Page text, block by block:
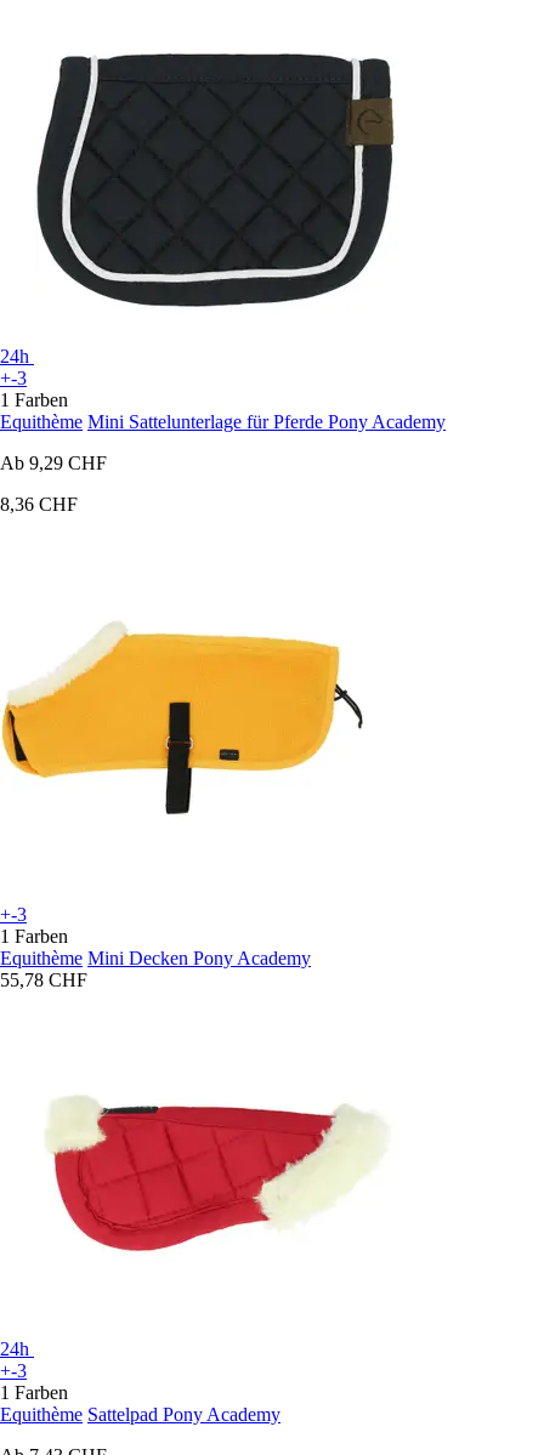
24h
+-3
1 Farben
Equithème Mini Sattelunterlage für Pferde Pony Academy
Ab 9,29 CHF
8,36 CHF
+-3
1 Farben
Equithème Mini Decken Pony Academy
55,78 CHF
24h
+-3
1 Farben
Equithème Sattelpad Pony Academy